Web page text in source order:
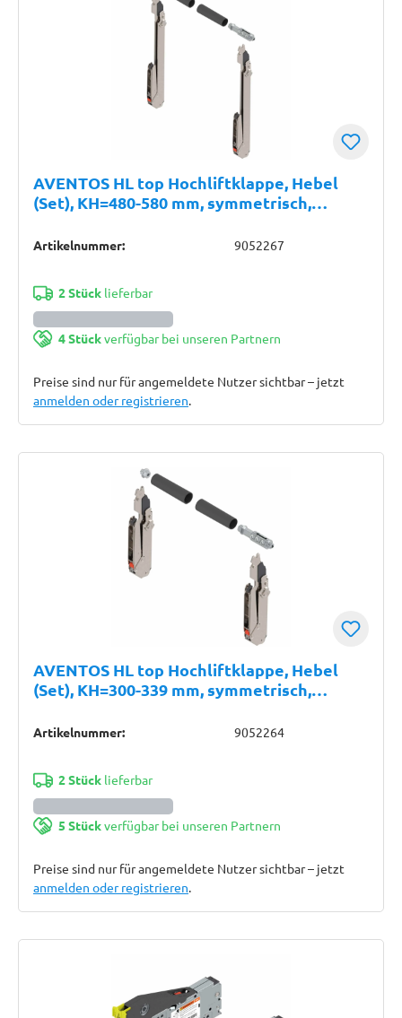
AVENTOS HL top Hochliftklappe, Hebel
(Set), KH=480-580 mm, symmetrisch,
Artikelnummer: 9052267
2 Stücklieferbar
4 Stückverfügbar bei unseren Partnern
Preise sind nur für angemeldete Nutzer sichtbar – jetzt
anmelden oder registrieren.
AVENTOS HL top Hochliftklappe, Hebel
(Set), KH=300-339 mm, symmetrisch,
Artikelnummer: 9052264
2 Stücklieferbar
5 Stückverfügbar bei unseren Partnern
Preise sind nur für angemeldete Nutzer sichtbar – jetzt
anmelden oder registrieren.